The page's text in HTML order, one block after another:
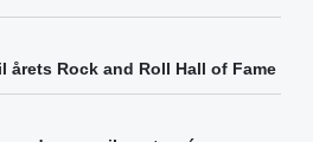
årets Rock and Roll Hall of Fame